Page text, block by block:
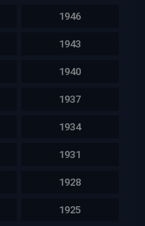
1946
1943
1940
1937
1934
1931
1928
1925